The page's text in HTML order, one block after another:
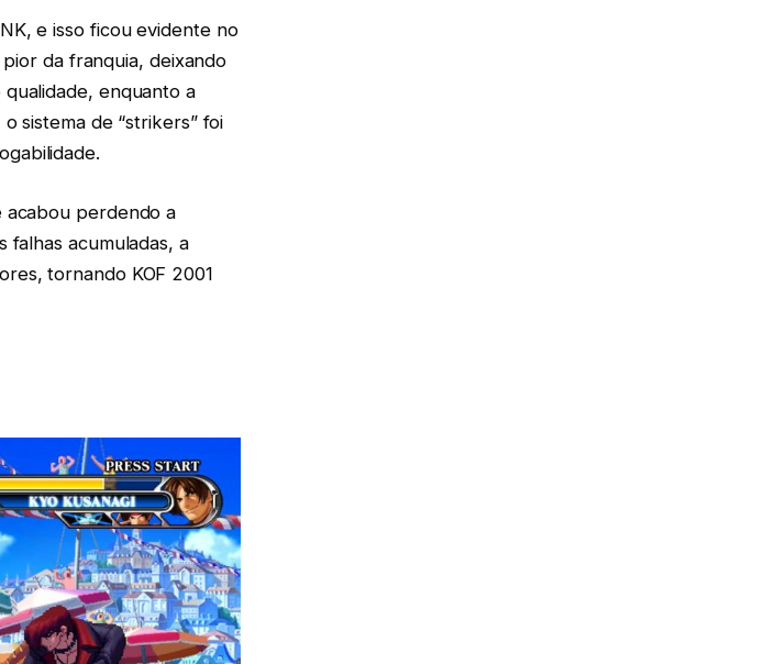
e isso ficou evidente no
da franquia, deixando
enquanto a
sistema de “strikers” foi
acabou perdendo a
falhas acumuladas, a
tornando KOF 2001